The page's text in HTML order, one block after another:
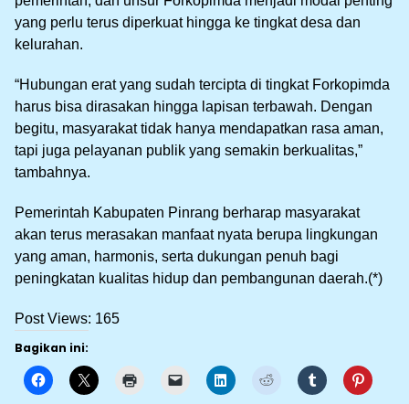
yang perlu terus diperkuat hingga ke tingkat desa dan
kelurahan.
“Hubungan erat yang sudah tercipta di tingkat Forkopimda
harus bisa dirasakan hingga lapisan terbawah. Dengan
begitu, masyarakat tidak hanya mendapatkan rasa aman,
tapi juga pelayanan publik yang semakin berkualitas,”
tambahnya.
Pemerintah Kabupaten Pinrang berharap masyarakat
akan terus merasakan manfaat nyata berupa lingkungan
yang aman, harmonis, serta dukungan penuh bagi
peningkatan kualitas hidup dan pembangunan daerah.(*)
Post Views: 165
Bagikan ini: